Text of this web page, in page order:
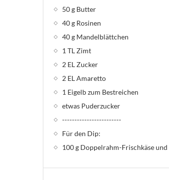
50 g Butter
40 g Rosinen
40 g Mandelblättchen
1 TL Zimt
2 EL Zucker
2 EL Amaretto
1 Eigelb zum Bestreichen
etwas Puderzucker
------------------------
Für den Dip:
100 g Doppelrahm-Frischkäse